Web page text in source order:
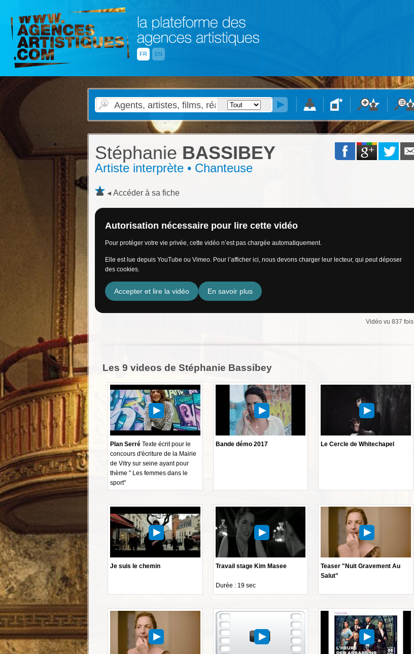
FR EN
Stéphanie BASSIBEY
Artiste interprète • Chanteuse
Accéder à sa fiche
Autorisation nécessaire pour lire cette vidéo
Pour protéger votre vie privée, cette vidéo n’est pas chargée automatiquement.
Elle est lue depuis YouTube ou Vimeo. Pour l’afficher ici, nous devons charger leur lecteur, qui peut déposer
des cookies.
Accepter et lire la vidéo En savoir plus
Vidéo vu 837 fois
Les 9 videos de Stéphanie Bassibey
Plan Serré Texte écrit pour le
concours d'écriture de la Mairie
de Vitry sur seine ayant pour
thème " Les femmes dans le
sport"
Bande démo 2017 Le Cercle de Whitechapel
Je suis le chemin Travail stage Kim Masee
Durée : 19 sec
Teaser "Nuit Gravement Au
Salut"